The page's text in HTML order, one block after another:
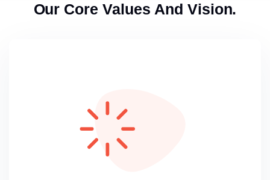
Our Core Values And Vision.